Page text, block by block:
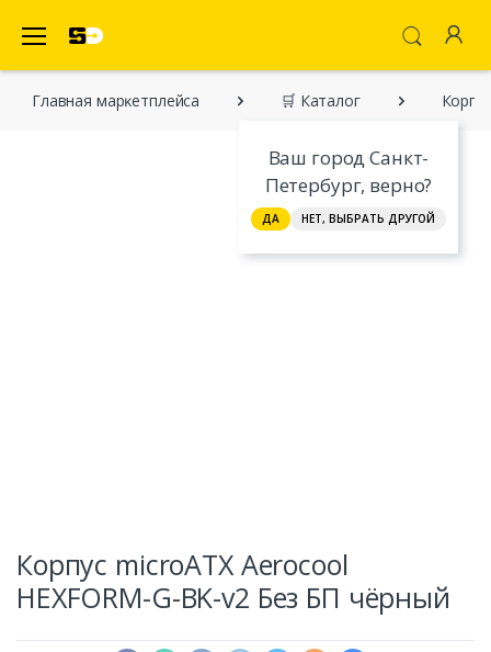
Ваш город Санкт-
Петербург, верно?
ДА НЕТ, ВЫБРАТЬ ДРУГОЙ
Главная марĸетплейса 🛒 Каталог
Корпус microATX Aerocool
HEXFORM-G-BK-v2 Без БП чёрный